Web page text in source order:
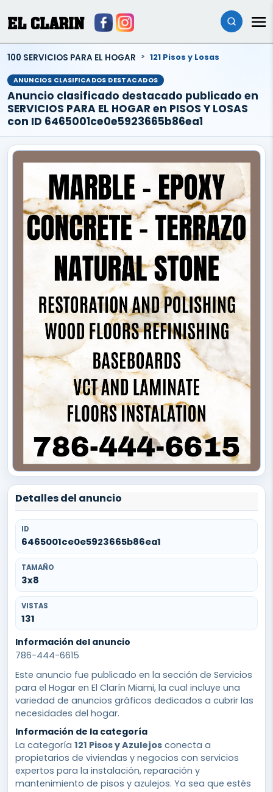
EL CLARIN
100 SERVICIOS PARA EL HOGAR 121 Pisos y Losas
ANUNCIOS CLASIFICADOS DESTACADOS
Anuncio clasificado destacado publicado en
SERVICIOS PARA EL HOGAR en PISOS Y LOSAS
con ID 6465001ce0e5923665b86ea1
Detalles del anuncio
ID
6465001ce0e5923665b86ea1
TAMAÑO
3x8
VISTAS
131
Información del anuncio
786-444-6615
Este anuncio fue publicado en la sección de Servicios
para el Hogar en El Clarín Miami, la cual incluye una
variedad de anuncios gráficos dedicados a cubrir las
necesidades del hogar.
Información de la categoría
La categoría 121 Pisos y Azulejos conecta a
propietarios de viviendas y negocios con servicios
expertos para la instalación, reparación y
mantenimiento de pisos y azulejos. Ya sea que estés